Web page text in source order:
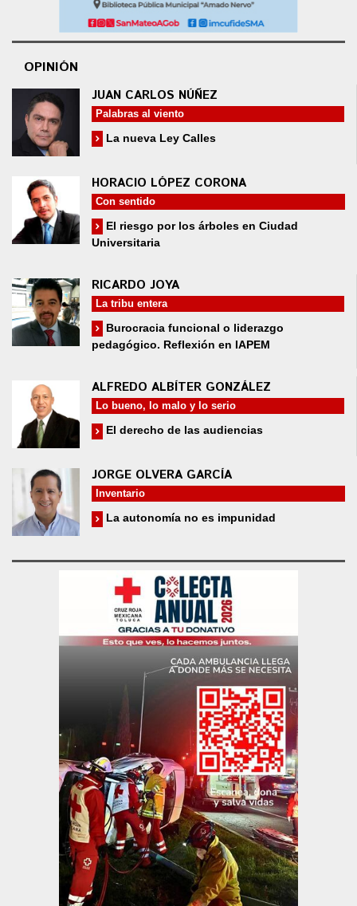
OPINIÓN
JUAN CARLOS NÚÑEZ
Palabras al viento
La nueva Ley Calles
HORACIO LÓPEZ CORONA
Con sentido
El riesgo por los árboles en Ciudad
Universitaria
RICARDO JOYA
La tribu entera
Burocracia funcional o liderazgo
pedagógico. Reflexión en IAPEM
ALFREDO ALBÍTER GONZÁLEZ
Lo bueno, lo malo y lo serio
El derecho de las audiencias
JORGE OLVERA GARCÍA
Inventario
La autonomía no es impunidad